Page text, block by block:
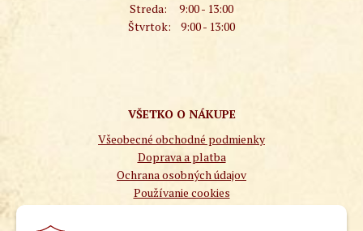
Streda: 9:00 - 13:00
Štvrtok: 9:00 - 13:00
VŠETKO O NÁKUPE
Všeobecné obchodné podmienky
Doprava a platba
Ochrana osobných údajov
Používanie cookies